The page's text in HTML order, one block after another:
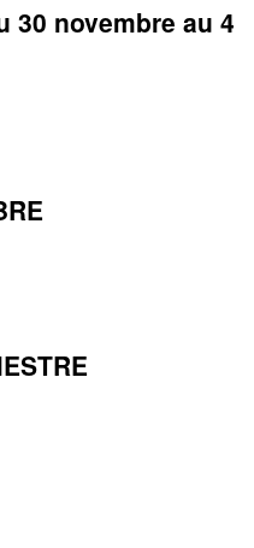
30 novembre au 4